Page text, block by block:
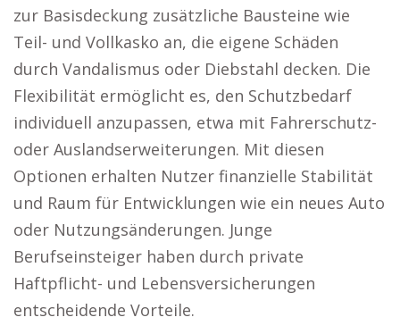
zur Basisdeckung zusätzliche Bausteine wie
Teil- und Vollkasko an, die eigene Schäden
durch Vandalismus oder Diebstahl decken. Die
Flexibilität ermöglicht es, den Schutzbedarf
individuell anzupassen, etwa mit Fahrerschutz-
oder Auslandserweiterungen. Mit diesen
Optionen erhalten Nutzer finanzielle Stabilität
und Raum für Entwicklungen wie ein neues Auto
oder Nutzungsänderungen. Junge
Berufseinsteiger haben durch private
Haftpflicht- und Lebensversicherungen
entscheidende Vorteile.